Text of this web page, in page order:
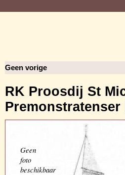
Geen vorige
RK Proosdij St
Geen
foto
beschikbaar